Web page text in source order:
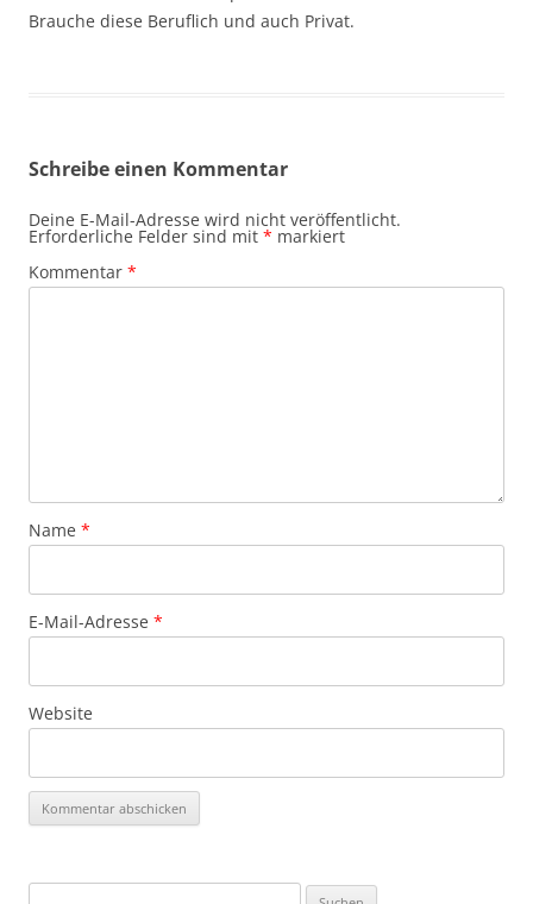
Brauche diese Beruflich und auch Privat.
Schreibe einen Kommentar
Deine E-Mail-Adresse wird nicht veröffentlicht.
Erforderliche Felder sind mit * markiert
Kommentar *
Name *
E-Mail-Adresse *
Website